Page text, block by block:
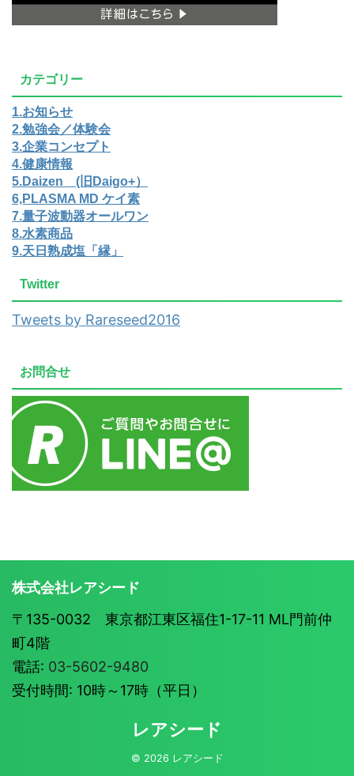
カテゴリー
1.お知らせ
2.勉強会／体験会
3.企業コンセプト
4.健康情報
5.Daizen (旧Daigo+）
6,PLASMA MD ケイ素
7.量子波動器オールワン
8.水素商品
9.天日熟成塩「縁」
Twitter
Tweets by Rareseed2016
お問合せ
株式会社レアシード
〒135-0032 東京都江東区福住1-17-11 ML門前仲
町4階
電話: 03-5602-9480
受付時間: 10時～17時（平日）
レアシード
© 2026 レアシード